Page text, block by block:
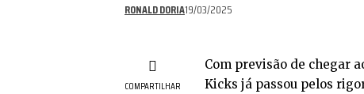
RONALD DORIA19/03/2025
COMPARTILHAR
Com previsão de chegar
Kicks já passou pelos